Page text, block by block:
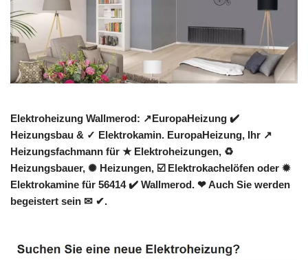
Elektroheizung Wallmerod: ↗️EuropaHeizung ✔️
Heizungsbau & ✓ Elektrokamin. EuropaHeizung, Ihr ↗️
Heizungsfachmann für ★ Elektroheizungen, ♻
Heizungsbauer, ✺ Heizungen, ☑️ Elektrokachelöfen oder ✹
Elektrokamine für 56414 ✔️ Wallmerod. ❤ Auch Sie werden
begeistert sein ✉ ✔.